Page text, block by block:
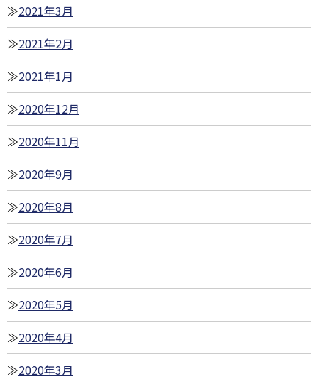
2021年3月
2021年2月
2021年1月
2020年12月
2020年11月
2020年9月
2020年8月
2020年7月
2020年6月
2020年5月
2020年4月
2020年3月